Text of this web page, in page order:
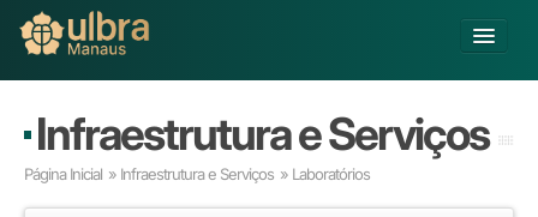
Buscar
Já sou Aluno
Infraestrutura e Serviços
Página Inicial » Infraestrutura e Serviços » Laboratórios